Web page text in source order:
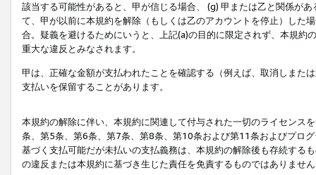
該当する可能性があると、甲が信じる場合、 (g) 甲または乙と関係が
て、甲が以前に本規約を解除（もしくは乙のアカウントを停止）した
合。疑義を避けるためにいうと、上記(a)の目的に限定されず、本規
重大な違反とみなされます。
甲は、正確な金額が支払われたことを確認する（例えば、取消しまた
支払いを保留することがあります。
本規約の解除に伴い、本規約に関連して付与された一切のライセンス
条、第5条、第6条、第7条、第8条、第10条および第11条およびプロ
基づく支払可能だが未払いの支払義務は、本規約の解除後も存続する
の違反または本規約に基づき生じた責任を免責するものではありませ